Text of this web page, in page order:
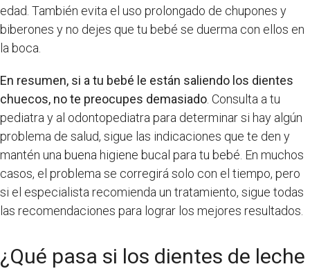
edad. También evita el uso prolongado de chupones y
biberones y no dejes que tu bebé se duerma con ellos en
la boca.
En resumen, si a tu bebé le están saliendo los dientes
chuecos, no te preocupes demasiado . Consulta a tu
pediatra y al odontopediatra para determinar si hay algún
problema de salud, sigue las indicaciones que te den y
mantén una buena higiene bucal para tu bebé. En muchos
casos, el problema se corregirá solo con el tiempo, pero
si el especialista recomienda un tratamiento, sigue todas
las recomendaciones para lograr los mejores resultados.
¿Qué pasa si los dientes de leche